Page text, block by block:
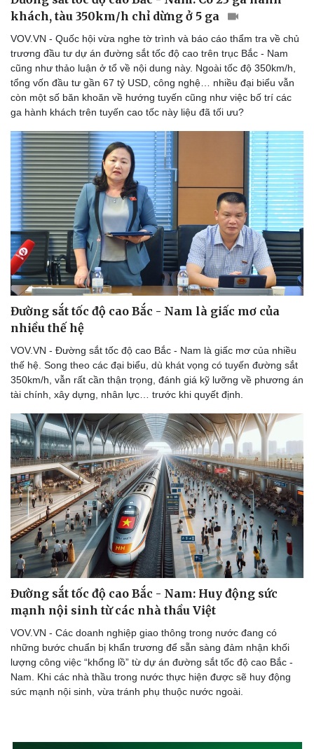
khách, tàu 350km/h chỉ dừng ở 5 ga
VOV.VN - Quốc hội vừa nghe tờ trình và báo cáo thẩm tra về chủ
trương đầu tư dự án đường sắt tốc độ cao trên trục Bắc - Nam
cũng như thảo luận ở tổ về nội dung này. Ngoài tốc độ 350km/h,
tổng vốn đầu tư gần 67 tỷ USD, công nghệ… nhiều đại biểu vẫn
còn một số băn khoăn về hướng tuyến cũng như việc bố trí các
ga hành khách trên tuyến cao tốc này liệu đã tối ưu?
Đường sắt tốc độ cao Bắc - Nam là giấc mơ của
nhiều thế hệ
VOV.VN - Đường sắt tốc độ cao Bắc - Nam là giấc mơ của nhiều
thế hệ. Song theo các đại biểu, dù khát vọng có tuyến đường sắt
350km/h, vẫn rất cần thận trọng, đánh giá kỹ lưỡng về phương án
tài chính, xây dựng, nhân lực… trước khi quyết định.
Đường sắt tốc độ cao Bắc - Nam: Huy động sức
mạnh nội sinh từ các nhà thầu Việt
VOV.VN - Các doanh nghiệp giao thông trong nước đang có
những bước chuẩn bị khẩn trương để sẵn sàng đảm nhận khối
lượng công việc “khổng lồ” từ dự án đường sắt tốc độ cao Bắc -
Nam. Khi các nhà thầu trong nước thực hiện được sẽ huy động
sức mạnh nội sinh, vừa tránh phụ thuộc nước ngoài.